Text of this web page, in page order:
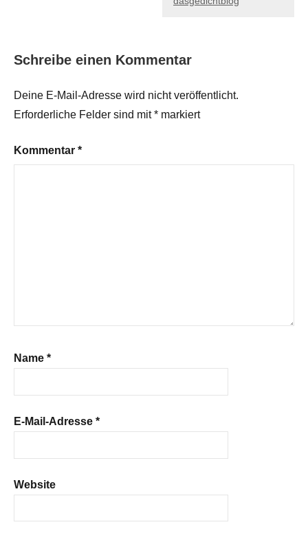
Schreibe einen Kommentar
Deine E-Mail-Adresse wird nicht veröffentlicht.
Erforderliche Felder sind mit* markiert
Kommentar *
Name *
E-Mail-Adresse *
Website